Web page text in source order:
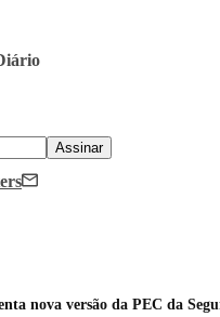
Assinar
nova versão da PEC da